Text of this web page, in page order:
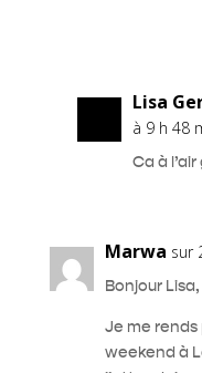
Lisa
à 9 h 48
Ca à
Marwa sur
Bonjour Lisa,
Je me rends
weekend à